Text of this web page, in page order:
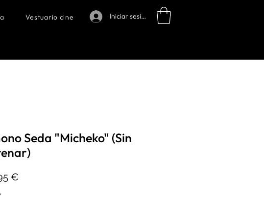
Vestuario cine Iniciar sesión
Seda "Micheko" (Sin
€